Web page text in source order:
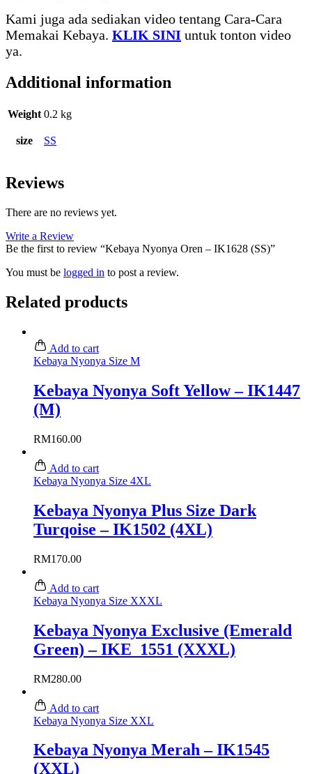
Kami juga ada sediakan video tentang Cara-Cara
Memakai Kebaya. KLIK SINI untuk tonton video
ya.
Additional information
Weight 0.2 kg
size SS
Reviews
There are no reviews yet.
Write a Review
Be the first to review “Kebaya Nyonya Oren – IK1628 (SS)”
You must be logged in to post a review.
Related products
Add to cart
Kebaya Nyonya Size M
Kebaya Nyonya Soft Yellow – IK1447
(M)
RM160.00
Add to cart
Kebaya Nyonya Size 4XL
Kebaya Nyonya Plus Size Dark
Turqoise – IK1502 (4XL)
RM170.00
Add to cart
Kebaya Nyonya Size XXXL
Kebaya Nyonya Exclusive (Emerald
Green) – IKE_1551 (XXXL)
RM280.00
Add to cart
Kebaya Nyonya Size XXL
Kebaya Nyonya Merah – IK1545
(XXL)